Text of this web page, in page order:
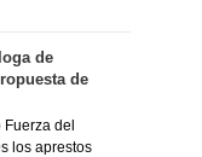
de
de
del
los aprestos